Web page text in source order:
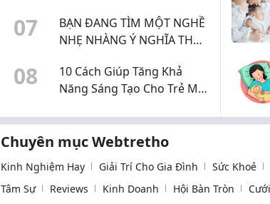
07
BẠN ĐANG TÌM MỘT NGHỀ
NHẸ NHÀNG Ý NGHĨA THU
08
10 Cách Giúp Tăng Khả
Năng Sáng Tạo Cho Trẻ Mỗi
Chuyên mục Webtretho
Kinh Nghiệm Hay Giải Trí Cho Gia Đình Sức Khoẻ
Tâm Sự
Reviews Kinh Doanh Hội Bàn Tròn Cưới